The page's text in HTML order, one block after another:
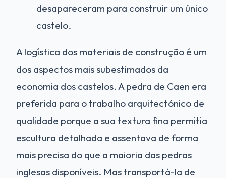
desapareceram para construir um único
castelo.
A logística dos materiais de construção é um
dos aspectos mais subestimados da
economia dos castelos. A pedra de Caen era
preferida para o trabalho arquitectónico de
qualidade porque a sua textura fina permitia
escultura detalhada e assentava de forma
mais precisa do que a maioria das pedras
inglesas disponíveis. Mas transportá-la de